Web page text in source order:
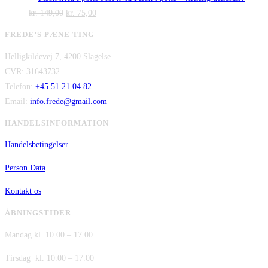
kr. 2.995,00.
kr.149,00 Den
var:
kr. 75,00
er:
FREDE’S PÆNE TING
Helligkildevej 7, 4200 Slagelse
CVR: 31643732
Telefon: +45 51 21 04 82
Email: info.frede@gmail.com
HANDELSINFORMATION
Handelsbetingelser
Person Data
Kontakt os
ÅBNINGSTIDER
Mandag kl. 10.00 – 17.00
Tirsdag kl. 10.00 – 17.00